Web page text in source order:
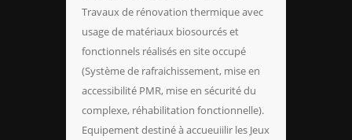
Travaux de rénovation thermique avec
usage de matériaux biosourcés et
fonctionnels réalisés en site occupé
(Système de rafraichissement, mise en
accessibilité PMR, mise en sécurité du
complexe, réhabilitation fonctionnelle).
Equipement destiné à accueuiilir les Jeux